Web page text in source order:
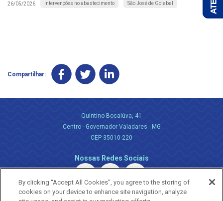
26/05/2026 Intervenções no abastecimento São José de Goiabal
Compartilhar:
Quintino Bocaiúva, 41
Centro - Governador Valadares - MG
CEP 35010-220
Nossas Redes Sociais
By clicking “Accept All Cookies”, you agree to the storing of
cookies on your device to enhance site navigation, analyze